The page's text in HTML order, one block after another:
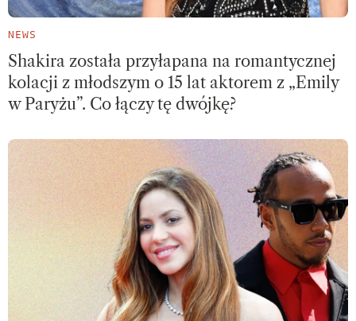
NEWS
Shakira została przyłapana na romantycznej
kolacji z młodszym o 15 lat aktorem z „Emily
w Paryżu”. Co łączy tę dwójkę?